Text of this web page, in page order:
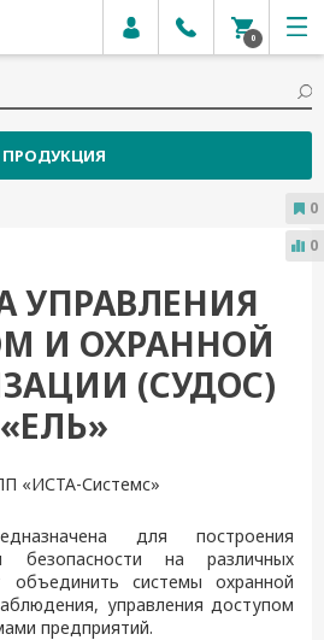
0
ПРОДУКЦИЯ
УПРАВЛЕНИЯ
И ОХРАННОЙ
(СУДОС)
«ЕЛЬ»
«ИСТА-Системс»
для построения
безопасности на различных
объединить системы охранной
управления доступом
предприятий.
0
0